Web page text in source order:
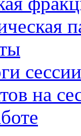
сессии
на